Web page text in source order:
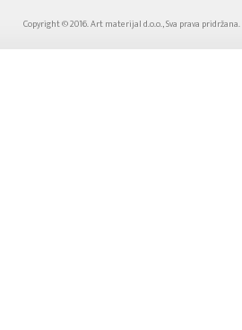
Copyright © 2016. Art materijal d.o.o., Sva prava